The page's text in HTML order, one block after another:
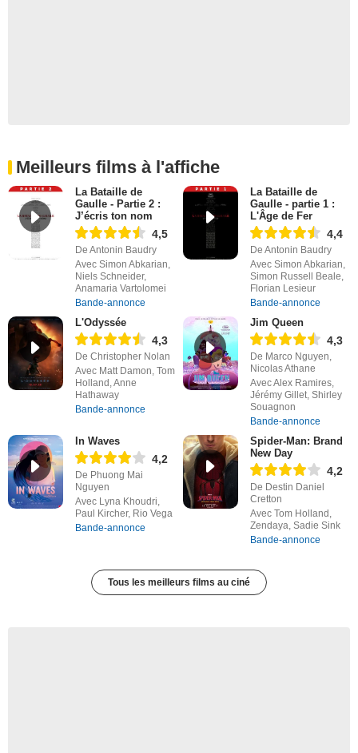
Meilleurs films à l'affiche
La Bataille de
Gaulle - Partie 2 :
J’écris ton nom
4,5
De Antonin Baudry
Avec Simon Abkarian,
Niels Schneider,
Anamaria Vartolomei
Bande-annonce
La Bataille de
Gaulle - partie 1 :
L'Âge de Fer
4,4
De Antonin Baudry
Avec Simon Abkarian,
Simon Russell Beale,
Florian Lesieur
Bande-annonce
L'Odyssée
4,3
De Christopher Nolan
Avec Matt Damon, Tom
Holland, Anne
Hathaway
Bande-annonce
Jim Queen
4,3
De Marco Nguyen,
Nicolas Athane
Avec Alex Ramires,
Jérémy Gillet, Shirley
Souagnon
Bande-annonce
In Waves
4,2
De Phuong Mai
Nguyen
Avec Lyna Khoudri,
Paul Kircher, Rio Vega
Bande-annonce
Spider-Man: Brand
New Day
4,2
De Destin Daniel
Cretton
Avec Tom Holland,
Zendaya, Sadie Sink
Bande-annonce
Tous les meilleurs films au ciné